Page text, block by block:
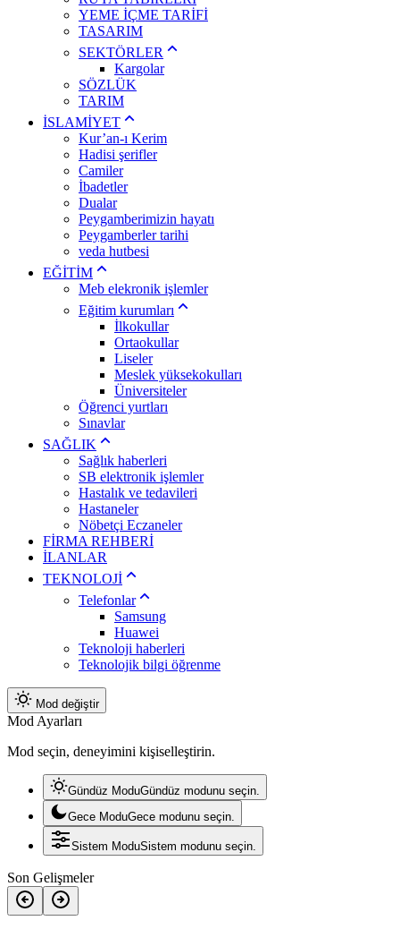
YEME İÇME TARİFİ
TASARIM
SEKTÖRLER
Kargolar
SÖZLÜK
TARIM
İSLAMİYET
Kur’an-ı Kerim
Hadisi şerifler
Camiler
İbadetler
Dualar
Peygamberimizin hayatı
Peygamberler tarihi
veda hutbesi
EĞİTİM
Meb elekronik işlemler
Eğitim kurumları
İlkokullar
Ortaokullar
Liseler
Meslek yüksekokulları
Üniversiteler
Öğrenci yurtları
Sınavlar
SAĞLIK
Sağlık haberleri
SB elektronik işlemler
Hastalık ve tedavileri
Hastaneler
Nöbetçi Eczaneler
FİRMA REHBERİ
İLANLAR
TEKNOLOJİ
Telefonlar
Samsung
Huawei
Teknoloji haberleri
Teknolojik bilgi öğrenme
Mod değiştir
Mod Ayarları
Mod seçin, deneyimini kişiselleştirin.
Gündüz ModuGündüz modunu seçin.
Gece ModuGece modunu seçin.
Sistem ModuSistem modunu seçin.
Son Gelişmeler